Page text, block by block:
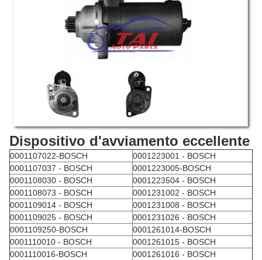
Dispositivo d'avviamento eccellente
0001107022-BOSCH
0001223001 - BOSCH
0001107037 - BOSCH
0001223005-BOSCH
0001108030 - BOSCH
0001223504 - BOSCH
0001108073 - BOSCH
0001231002 - BOSCH
0001109014 - BOSCH
0001231008 - BOSCH
0001109025 - BOSCH
0001231026 - BOSCH
0001109250-BOSCH
0001261014-BOSCH
0001110010 - BOSCH
0001261015 - BOSCH
0001110016-BOSCH
0001261016 - BOSCH